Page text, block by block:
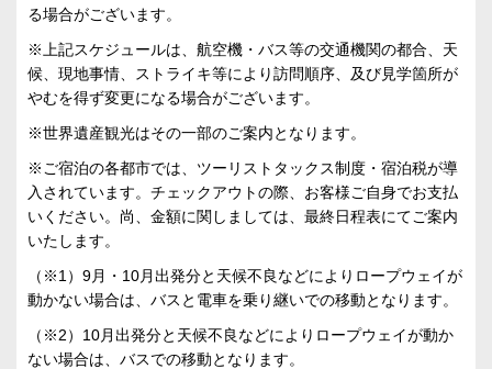
る場合がございます。
※上記スケジュールは、航空機・バス等の交通機関の都合、天
候、現地事情、ストライキ等により訪問順序、及び見学箇所が
やむを得ず変更になる場合がございます。
※世界遺産観光はその一部のご案内となります。
※ご宿泊の各都市では、ツーリストタックス制度・宿泊税が導
入されています。チェックアウトの際、お客様ご自身でお支払
いください。尚、金額に関しましては、最終日程表にてご案内
いたします。
（※1）9月・10月出発分と天候不良などによりロープウェイが
動かない場合は、バスと電車を乗り継いでの移動となります。
（※2）10月出発分と天候不良などによりロープウェイが動か
ない場合は、バスでの移動となります。